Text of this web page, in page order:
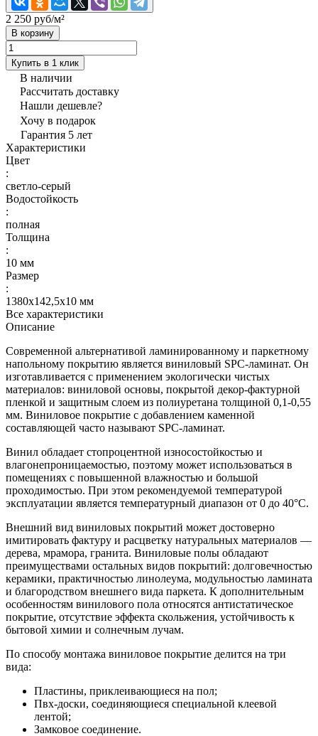
2 250 руб/м²
В корзину
Купить в 1 клик
В наличии
Рассчитать доставку
Нашли дешевле?
Хочу в подарок
Гарантия 5 лет
Характеристики
Цвет
:
светло-серый
Водостойкость
:
полная
Толщина
:
10 мм
Размер
:
1380х142,5х10 мм
Все характеристики
Описание
Современной альтернативой ламинированному и паркетному
напольному покрытию является виниловый SPC-ламинат. Он
изготавливается с применением экологически чистых
материалов: виниловой основы, покрытой декор-фактурной
пленкой и защитным слоем из полиуретана толщиной 0,1-0,55
мм. Виниловое покрытие с добавлением каменной
составляющей часто называют SPC-ламинат.
Винил обладает стопроцентной износостойкостью и
влагонепроницаемостью, поэтому может использоваться в
помещениях с повышенной влажностью и большой
проходимостью. При этом рекомендуемой температурой
эксплуатации является температурный диапазон от 0 до 40°С.
Внешний вид виниловых покрытий может достоверно
имитировать фактуру и расцветку натуральных материалов —
дерева, мрамора, гранита. Виниловые полы обладают
преимуществами остальных видов покрытий: долговечностью
керамики, практичностью линолеума, модульностью ламината
и благородством внешнего вида паркета. К дополнительным
особенностям винилового пола относятся антистатическое
покрытие, отсутствие эффекта скольжения, устойчивость к
бытовой химии и солнечным лучам.
По способу монтажа виниловое покрытие делится на три
вида:
Пластины, приклеивающиеся на пол;
Пвх-доски, соединяющиеся специальной клеевой
лентой;
Замковое соединение.